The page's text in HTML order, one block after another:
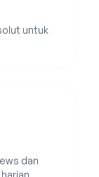
untuk
dan